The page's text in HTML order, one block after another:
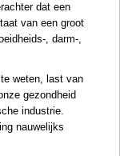
dat een
van een groot
, darm-,
weten, last van
gezondheid
industrie.
nauwelijks